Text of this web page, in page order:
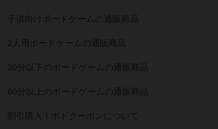
子供向けボードゲームの通販商品
2人用ボードゲームの通販商品
20分以下のボードゲームの通販商品
60分以上のボードゲームの通販商品
割引購入！ボドクーポンについて